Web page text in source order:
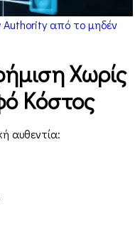
Authority από το μηδέν
Χωρίς
Κόστος
αυθεντία: